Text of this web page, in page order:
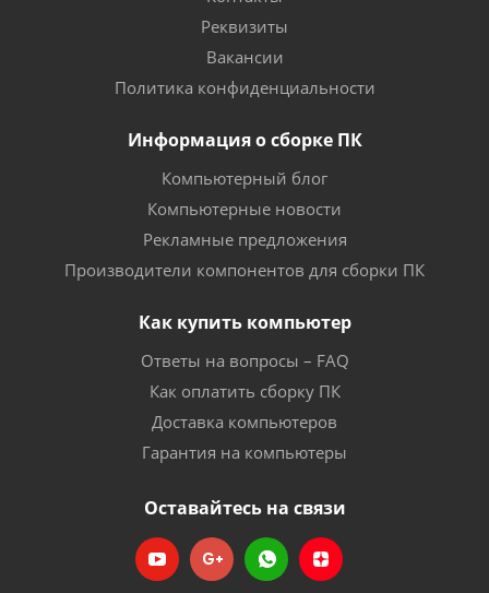
Реквизиты
Вакансии
Политика конфиденциальности
Информация о сборке ПК
Компьютерный блог
Компьютерные новости
Рекламные предложения
Производители компонентов для сборки ПК
Как купить компьютер
Ответы на вопросы – FAQ
Как оплатить сборку ПК
Доставка компьютеров
Гарантия на компьютеры
Оставайтесь на связи